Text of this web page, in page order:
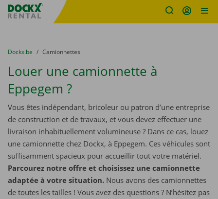
sitename
You are here:
du
Dockx.be to
Camionnettes
Louer une camionnette à
Eppegem ?
Vous êtes indépendant, bricoleur ou patron d’une entreprise
de construction et de travaux, et vous devez effectuer une
livraison inhabituellement volumineuse ? Dans ce cas, louez
une camionnette chez Dockx, à Eppegem. Ces véhicules sont
suffisamment spacieux pour accueillir tout votre matériel.
Parcourez notre offre et choisissez une camionnette
adaptée à votre situation. Nous avons des camionnettes
de toutes les tailles ! Vous avez des questions ? N’hésitez pas